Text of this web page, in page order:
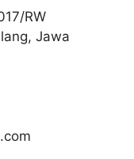
RW
Jawa